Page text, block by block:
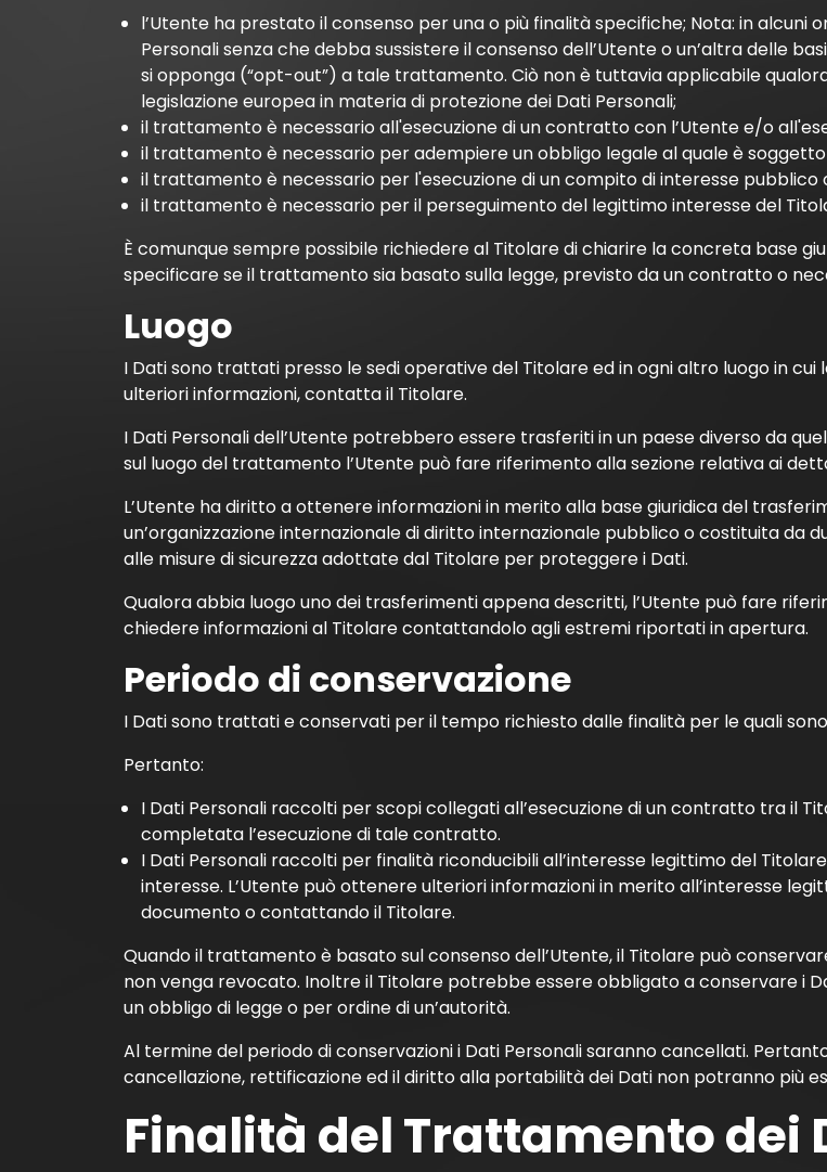
l’Utente ha prestato il consenso per una o più finalità specifiche; Nota: in
Personali senza che debba sussistere il consenso dell’Utente o un’altra delle
si opponga (“opt-out”) a tale trattamento. Ciò non è tuttavia applicabile
legislazione europea in materia di protezione dei Dati Personali;
il trattamento è necessario all'esecuzione di un contratto con l’Utente e/o
il trattamento è necessario per adempiere un obbligo legale al quale è
il trattamento è necessario per l'esecuzione di un compito di interesse
il trattamento è necessario per il perseguimento del legittimo interesse del
È comunque sempre possibile richiedere al Titolare di chiarire la concreta base
specificare se il trattamento sia basato sulla legge, previsto da un contratto o
Luogo
I Dati sono trattati presso le sedi operative del Titolare ed in ogni altro luogo in
ulteriori informazioni, contatta il Titolare.
I Dati Personali dell’Utente potrebbero essere trasferiti in un paese diverso da
sul luogo del trattamento l’Utente può fare riferimento alla sezione relativa ai
L’Utente ha diritto a ottenere informazioni in merito alla base giuridica del
un’organizzazione internazionale di diritto internazionale pubblico o costituita da
alle misure di sicurezza adottate dal Titolare per proteggere i Dati.
Qualora abbia luogo uno dei trasferimenti appena descritti, l’Utente può fare
chiedere informazioni al Titolare contattandolo agli estremi riportati in apertura.
Periodo di conservazione
I Dati sono trattati e conservati per il tempo richiesto dalle finalità per le quali
Pertanto:
I Dati Personali raccolti per scopi collegati all’esecuzione di un contratto tra il
completata l’esecuzione di tale contratto.
I Dati Personali raccolti per finalità riconducibili all’interesse legittimo del
interesse. L’Utente può ottenere ulteriori informazioni in merito all’interesse
documento o contattando il Titolare.
Quando il trattamento è basato sul consenso dell’Utente, il Titolare può
non venga revocato. Inoltre il Titolare potrebbe essere obbligato a conservare i
un obbligo di legge o per ordine di un’autorità.
Al termine del periodo di conservazioni i Dati Personali saranno cancellati.
cancellazione, rettificazione ed il diritto alla portabilità dei Dati non potranno più
Finalità del Trattamento dei